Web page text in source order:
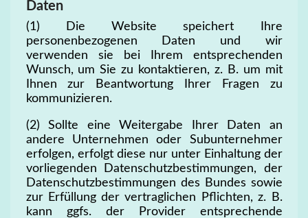
Daten
(1) Die Website speichert Ihre
personenbezogenen Daten und wir
verwenden sie bei Ihrem entsprechenden
Wunsch, um Sie zu kontaktieren, z. B. um mit
Ihnen zur Beantwortung Ihrer Fragen zu
kommunizieren.
(2) Sollte eine Weitergabe Ihrer Daten an
andere Unternehmen oder Subunternehmer
erfolgen, erfolgt diese nur unter Einhaltung der
vorliegenden Datenschutzbestimmungen, der
Datenschutzbestimmungen des Bundes sowie
zur Erfüllung der vertraglichen Pflichten, z. B.
kann ggfs. der Provider entsprechende